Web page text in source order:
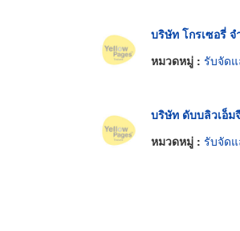
บริษัท โกรเซอรี่ จ
หมวดหมู่ : รับจัด
บริษัท ดับบลิวเอ็ม
หมวดหมู่ : รับจัด